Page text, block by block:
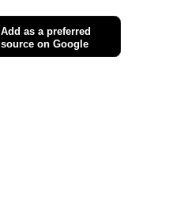
Add as a preferred
source on Google